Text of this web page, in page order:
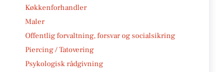
Køkkenforhandler
Maler
Offentlig forvaltning, forsvar og socialsikring
Piercing / Tatovering
Psykologisk rådgivning